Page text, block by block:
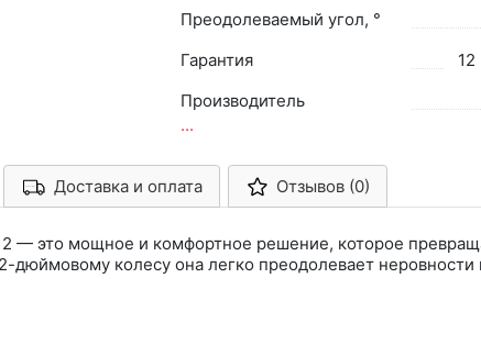
Преодолеваемый угол, °
Гарантия
Производитель
...
Арконт-Мед Доставка и оплата Отзывов (0)
— это мощное и комфортное решение, которое
дюймовому колесу она легко преодолевает